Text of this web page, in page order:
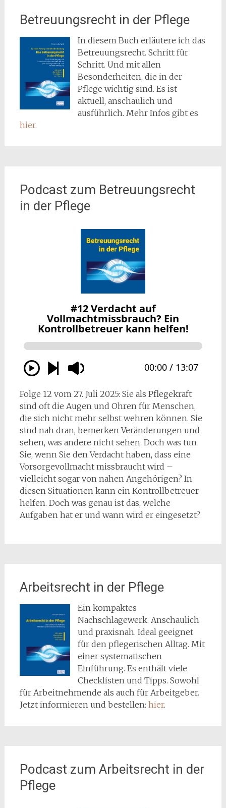
Betreuungsrecht in der Pflege
In diesem Buch erläutere ich das
Betreuungsrecht. Schritt für
Schritt. Und mit allen
Besonderheiten, die in der
Pflege wichtig sind. Es ist
aktuell, anschaulich und
ausführlich. Mehr Infos gibt es
hier.
Podcast zum Betreuungsrecht
in der Pflege
Folge 12 vom 27. Juli 2025: Sie als Pflegekraft
sind oft die Augen und Ohren für Menschen,
die sich nicht mehr selbst wehren können. Sie
sind nah dran, bemerken Veränderungen und
sehen, was andere nicht sehen. Doch was tun
Sie, wenn Sie den Verdacht haben, dass eine
Vorsorgevollmacht missbraucht wird –
vielleicht sogar von nahen Angehörigen? In
diesen Situationen kann ein Kontrollbetreuer
helfen. Doch was genau ist das, welche
Aufgaben hat er und wann wird er eingesetzt?
Arbeitsrecht in der Pflege
Ein kompaktes
Nachschlagewerk. Anschaulich
und praxisnah. Ideal geeignet
für den pflegerischen Alltag. Mit
einer systematischen
Einführung. Es enthält viele
Checklisten und Tipps. Sowohl
für Arbeitnehmende als auch für Arbeitgeber.
Jetzt informieren und bestellen: hier.
Podcast zum Arbeitsrecht in der
Pflege